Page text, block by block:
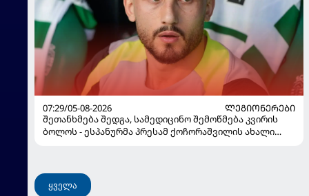
07:29/05-08-2026
ᲚᲔᲒᲘᲝᲜᲔᲠᲔᲑᲘ
შეთანხმება შედგა, სამედიცინო შემოწმება კვირის
ბოლოს - ესპანურმა პრესამ ქოჩორაშვილის ახალი
ყველა